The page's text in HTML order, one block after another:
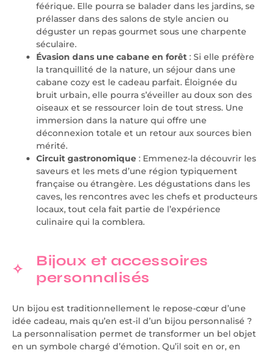
féérique. Elle pourra se balader dans les jardins, se
prélasser dans des salons de style ancien ou
déguster un repas gourmet sous une charpente
séculaire.
Évasion dans une cabane en forêt : Si elle préfère
la tranquillité de la nature, un séjour dans une
cabane cozy est le cadeau parfait. Éloignée du
bruit urbain, elle pourra s’éveiller au doux son des
oiseaux et se ressourcer loin de tout stress. Une
immersion dans la nature qui offre une
déconnexion totale et un retour aux sources bien
mérité.
Circuit gastronomique : Emmenez-la découvrir les
saveurs et les mets d’une région typiquement
française ou étrangère. Les dégustations dans les
caves, les rencontres avec les chefs et producteurs
locaux, tout cela fait partie de l’expérience
culinaire qui la comblera.
Bijoux et accessoires
personnalisés
Un bijou est traditionnellement le repose-cœur d’une
idée cadeau, mais qu’en est-il d’un bijou personnalisé ?
La personnalisation permet de transformer un bel objet
en un symbole chargé d’émotion. Qu’il soit en or, en